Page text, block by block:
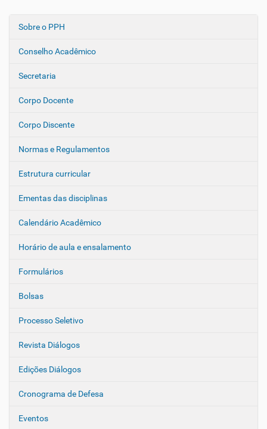
N
e
a
ç
o
Sobre o PPH
Conselho Acadêmico
Secretaria
Corpo Docente
Corpo Discente
Normas e Regulamentos
Estrutura curricular
Ementas das disciplinas
Calendário Acadêmico
Horário de aula e ensalamento
Formulários
Bolsas
Processo Seletivo
Revista Diálogos
Edições Diálogos
Cronograma de Defesa
Eventos